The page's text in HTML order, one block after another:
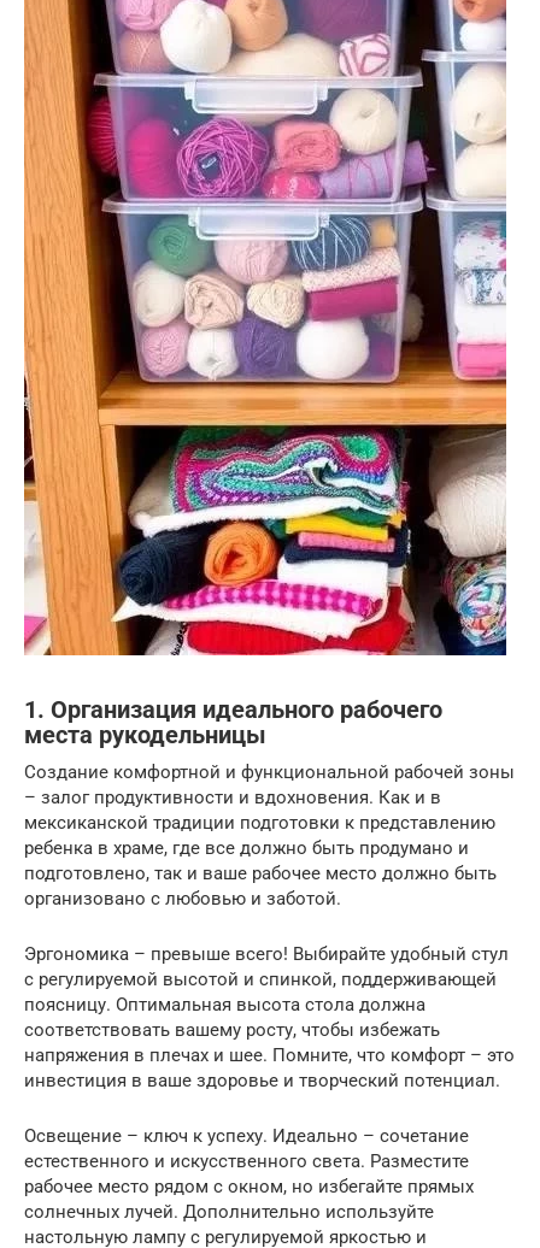
1. Организация идеального рабочего
места рукодельницы
Создание комфортной и функциональной рабочей зоны
– залог продуктивности и вдохновения. Как и в
мексиканской традиции подготовки к представлению
ребенка в храме, где все должно быть продумано и
подготовлено, так и ваше рабочее место должно быть
организовано с любовью и заботой.
Эргономика – превыше всего! Выбирайте удобный стул
с регулируемой высотой и спинкой, поддерживающей
поясницу. Оптимальная высота стола должна
соответствовать вашему росту, чтобы избежать
напряжения в плечах и шее. Помните, что комфорт – это
инвестиция в ваше здоровье и творческий потенциал.
Освещение – ключ к успеху. Идеально – сочетание
естественного и искусственного света. Разместите
рабочее место рядом с окном, но избегайте прямых
солнечных лучей. Дополнительно используйте
настольную лампу с регулируемой яркостью и